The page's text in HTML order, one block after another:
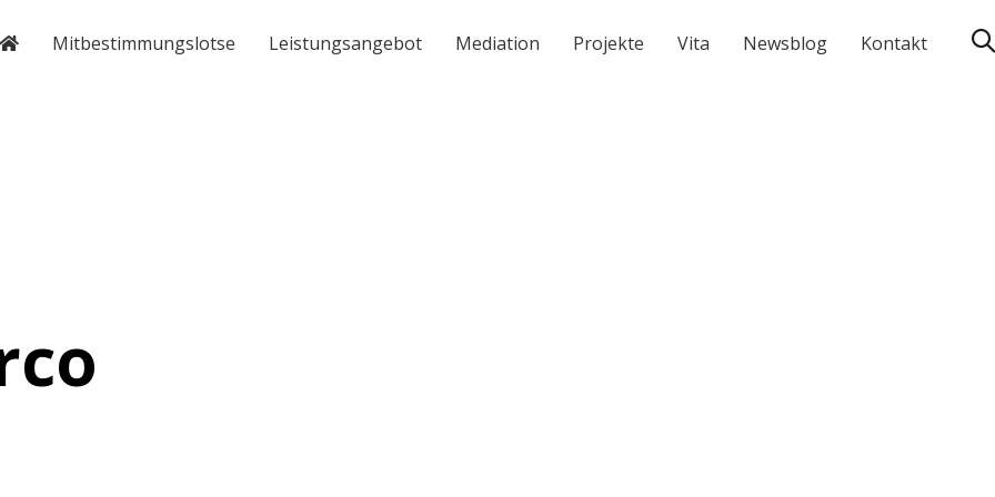
Mitbestimmungslotse Leistungsangebot Mediation Projekte Vita Newsblog Kontakt